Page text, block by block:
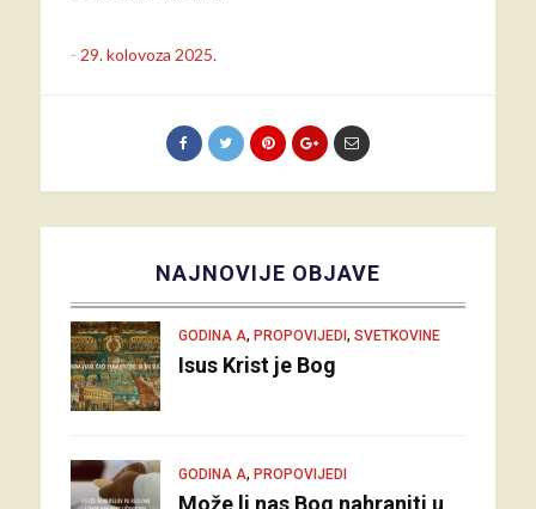
- 29. kolovoza 2025.
NAJNOVIJE OBJAVE
GODINA A, PROPOVIJEDI, SVETKOVINE
Isus Krist je Bog
GODINA A, PROPOVIJEDI
Može li nas Bog nahraniti u